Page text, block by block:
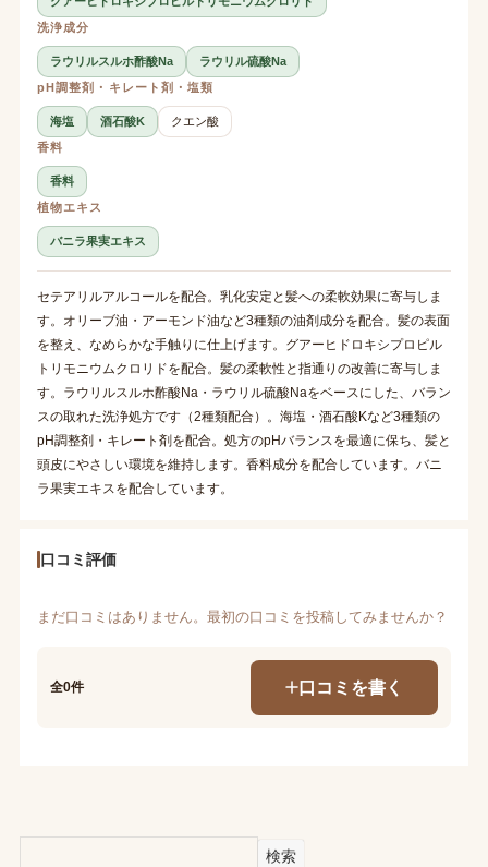
洗浄成分
ラウリルスルホ酢酸Na
ラウリル硫酸Na
pH調整剤・キレート剤・塩類
海塩 酒石酸K
クエン酸
香料
香料
植物エキス
バニラ果実エキス
セテアリルアルコールを配合。乳化安定と髪への柔軟効果に寄与しま
す。オリーブ油・アーモンド油など3種類の油剤成分を配合。髪の表面
を整え、なめらかな手触りに仕上げます。グアーヒドロキシプロピル
トリモニウムクロリドを配合。髪の柔軟性と指通りの改善に寄与しま
す。ラウリルスルホ酢酸Na・ラウリル硫酸Naをベースにした、バラン
スの取れた洗浄処方です（2種類配合）。海塩・酒石酸Kなど3種類の
pH調整剤・キレート剤を配合。処方のpHバランスを最適に保ち、髪と
頭皮にやさしい環境を維持します。香料成分を配合しています。バニ
ラ果実エキスを配合しています。
口コミ評価
まだ口コミはありません。最初の口コミを投稿してみませんか？
全0件 口コミを書く
検索